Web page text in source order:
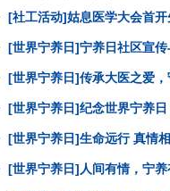
[社工活动]姑息医学大会首
[世界宁养日]宁养日社区宣
[世界宁养日]传承大医之爱
[世界宁养日]纪念世界宁养
[世界宁养日]生命远行 真情
[世界宁养日]人间有情，宁